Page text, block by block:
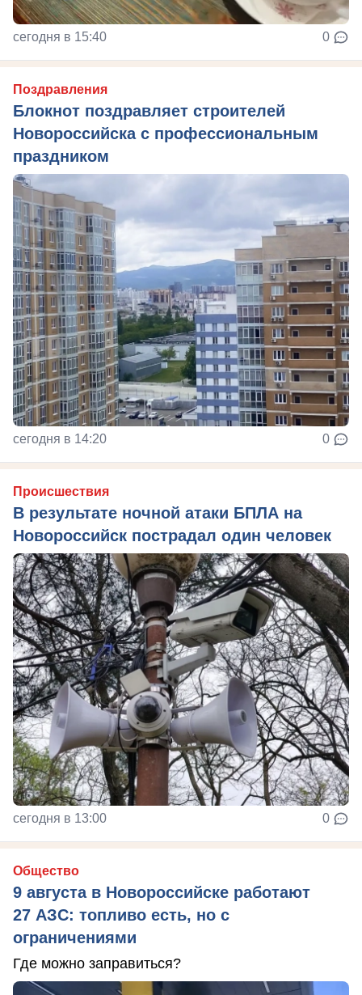
сегодня в 15:40 0
Поздравления
Блокнот поздравляет строителей
Новороссийска с профессиональным
праздником
сегодня в 14:20 0
Происшествия
В результате ночной атаки БПЛА на
Новороссийск пострадал один человек
сегодня в 13:00 0
Общество
9 августа в Новороссийске работают
27 АЗС: топливо есть, но с
ограничениями
Где можно заправиться?